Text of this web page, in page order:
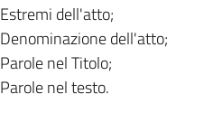
Estremi dell'atto;
Denominazione dell'atto;
Parole nel Titolo;
Parole nel testo.